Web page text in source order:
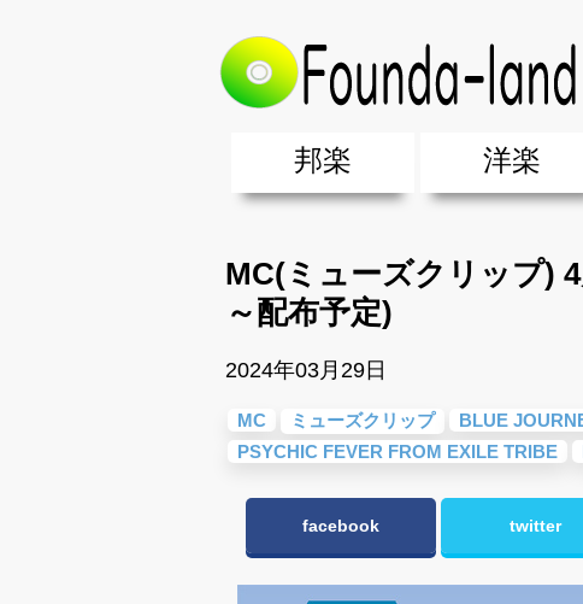
邦楽
邦楽ポップス(J-POP)
邦楽ロック(J-ROCK)
K-POP
アニソン/ボカロ
アイドル
ヴィジュアル系(V系)
邦楽男性アーティスト
邦楽女性アーティスト
男女グループ・デュエット・その他
2019年・2018年・2017年「邦楽」の
洋楽
EDM(エレクトロ
クラブミュー
ダンスミュー
洋楽男性アー
洋楽女性アー
男女グループ・
【洋楽】夏歌(
2019年・2018年
MC(ミューズクリップ)
～配布予定)
2024年03月29日
MC ミューズクリップ BLUE
PSYCHIC FEVER FROM EXILE TRIBE
facebook twitter